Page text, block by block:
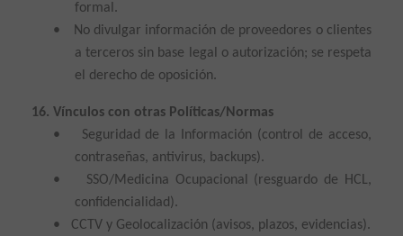
formal.
•
No divulgar información de proveedores o clientes
a terceros sin base legal o autorización; se respeta
el derecho de oposición.
16. Vínculos con otras Políticas/Normas
•
Seguridad de la Información (control de acceso,
contraseñas, antivirus, backups).
•
SSO/Medicina Ocupacional (resguardo de HCL,
confidencialidad).
•
CCTV y Geolocalización (avisos, plazos, evidencias).